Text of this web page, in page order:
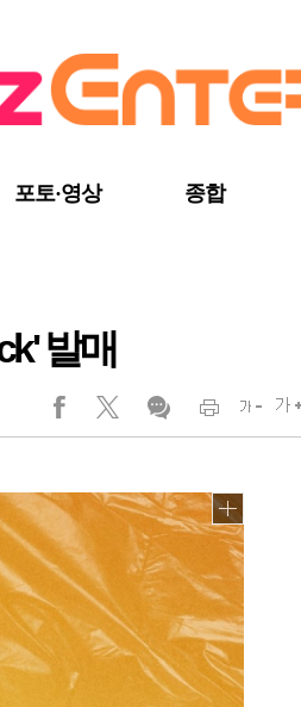
포토·영상 종합
발매